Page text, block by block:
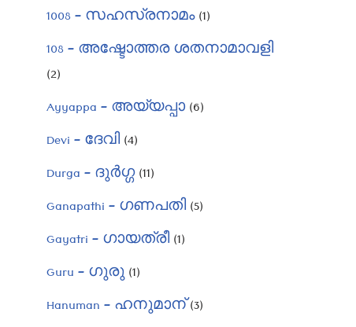
1008 – സഹസ്രനാമം(1)
108 – അഷ്ടോത്തര ശതനാമാവളി
(2)
Ayyappa – അയ്യപ്പാ(6)
Devi – ദേവി(4)
Durga – ദുർഗ്ഗ(11)
Ganapathi – ഗണപതി(5)
Gayatri – ഗായത്രീ(1)
Guru – ഗുരു(1)
Hanuman – ഹനുമാന്(3)